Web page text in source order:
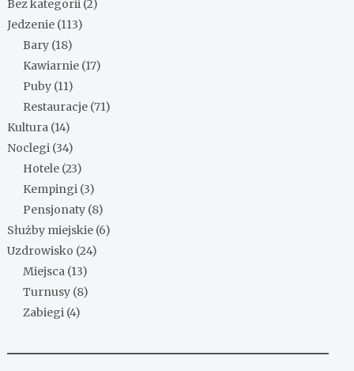
Bez kategorii (2)
Jedzenie (113)
Bary (18)
Kawiarnie (17)
Puby (11)
Restauracje (71)
Kultura (14)
Noclegi (34)
Hotele (23)
Kempingi (3)
Pensjonaty (8)
Służby miejskie (6)
Uzdrowisko (24)
Miejsca (13)
Turnusy (8)
Zabiegi (4)